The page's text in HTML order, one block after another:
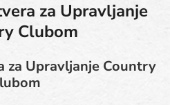
za Upravljanje
Clubom
za Upravljanje Country